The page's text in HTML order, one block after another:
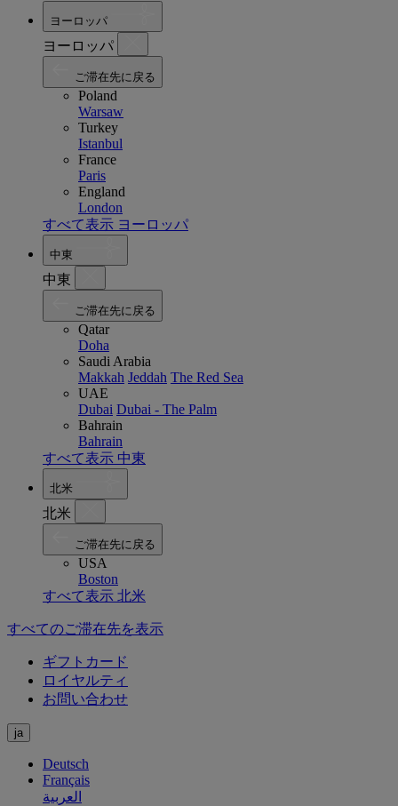
ヨーロッパ
ヨーロッパ
ご滞在先に戻る
Poland
Warsaw
Turkey
Istanbul
France
Paris
England
London
すべて表示 ヨーロッパ
中東
中東
ご滞在先に戻る
Qatar
Doha
Saudi Arabia
Makkah Jeddah The Red Sea
UAE
Dubai Dubai - The Palm
Bahrain
Bahrain
すべて表示 中東
北米
北米
ご滞在先に戻る
USA
Boston
すべて表示 北米
すべてのご滞在先を表示
ギフトカード
ロイヤルティ
お問い合わせ
ja
Deutsch
Français
العربية